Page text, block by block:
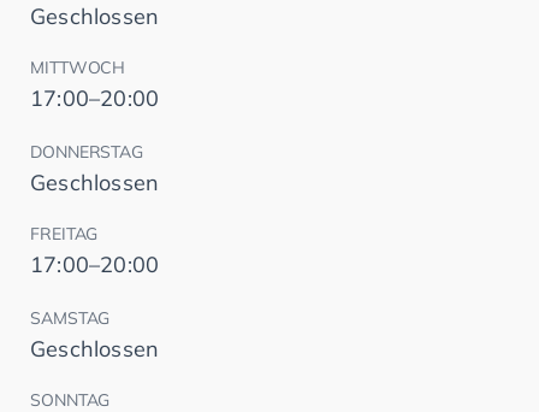
Geschlossen
MITTWOCH
17:00–20:00
DONNERSTAG
Geschlossen
FREITAG
17:00–20:00
SAMSTAG
Geschlossen
SONNTAG